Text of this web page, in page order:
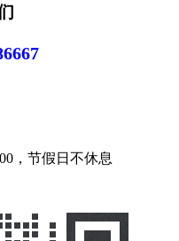
，节假日不休息